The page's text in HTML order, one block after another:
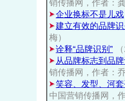
销传播网，作者：
企业换标不是儿戏
建立有效的品牌
梅）
诠释“品牌识别”
从品牌标志到品
销传播网，作者：
笑容、发型、河
中国营销传播网，